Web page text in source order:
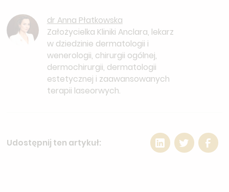
dr Anna Płatkowska
Założycielka Kliniki Anclara, lekarz
w dziedzinie dermatologii i
wenerologii, chirurgii ogólnej,
dermochirurgii, dermatologii
estetycznej i zaawansowanych
terapii laseorwych.
Udostępnij ten artykuł: